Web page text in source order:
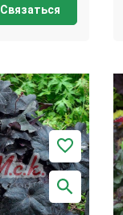
Связаться